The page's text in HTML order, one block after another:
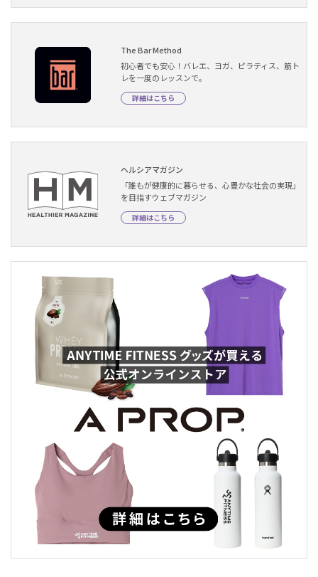
The Bar Method
初心者でも安心！バレエ、ヨガ、ピラティス、筋ト
レを一度のレッスンで。
詳細はこちら
ヘルシアマガジン
「誰もが健康的に暮らせる、心豊かな社会の実現」
を目指すウェブマガジン
詳細はこちら